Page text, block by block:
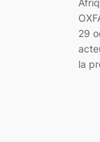
29
la